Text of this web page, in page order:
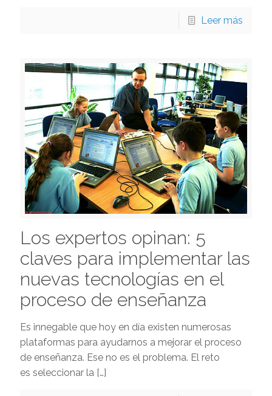
Leer más
Los expertos opinan: 5
claves para implementar las
nuevas tecnologías en el
proceso de enseñanza
Es innegable que hoy en día existen numerosas
plataformas para ayudarnos a mejorar el proceso
de enseñanza. Ese no es el problema. El reto
es seleccionar la […]